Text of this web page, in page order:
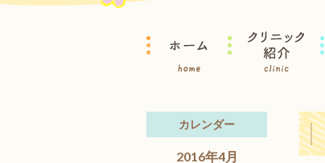
カレンダー
2016年4月